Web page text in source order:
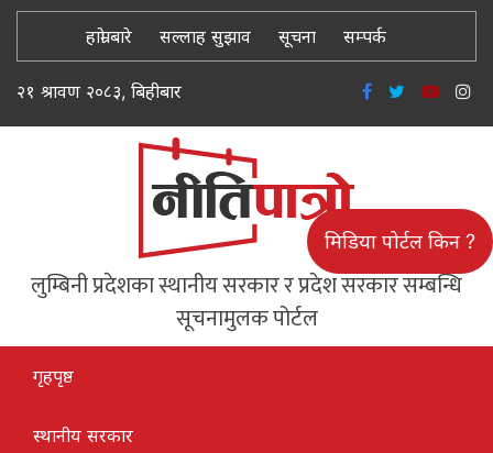
हाम्रो बारे सल्लाह सुझाव सूचना सम्पर्क
२१ श्रावण २०८३, बिहीबार
लुम्बिनी प्रदेशका स्थानीय सरकार र प्रदेश सरकार सम्बन्धि
सूचनामुलक पोर्टल
मिडिया पोर्टल किन ?
गृहपृष्ठ
स्थानीय सरकार